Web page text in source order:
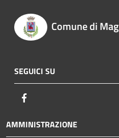
Comune di
SEGUICI SU
AMMINISTRAZIONE